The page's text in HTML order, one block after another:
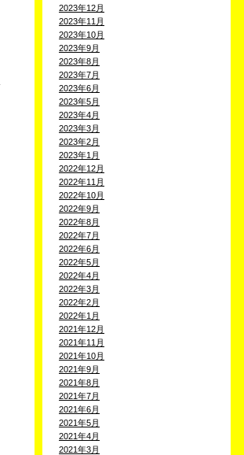
2023年12月
2023年11月
2023年10月
2023年9月
2023年8月
2023年7月
2023年6月
2023年5月
2023年4月
2023年3月
2023年2月
2023年1月
2022年12月
2022年11月
2022年10月
2022年9月
2022年8月
2022年7月
2022年6月
2022年5月
2022年4月
2022年3月
2022年2月
2022年1月
2021年12月
2021年11月
2021年10月
2021年9月
2021年8月
2021年7月
2021年6月
2021年5月
2021年4月
2021年3月